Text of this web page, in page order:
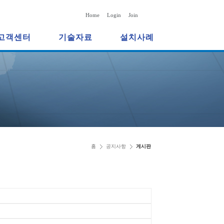
Home Login Join
객센터 기술자료 설치사례
홈 공지사항 게시판